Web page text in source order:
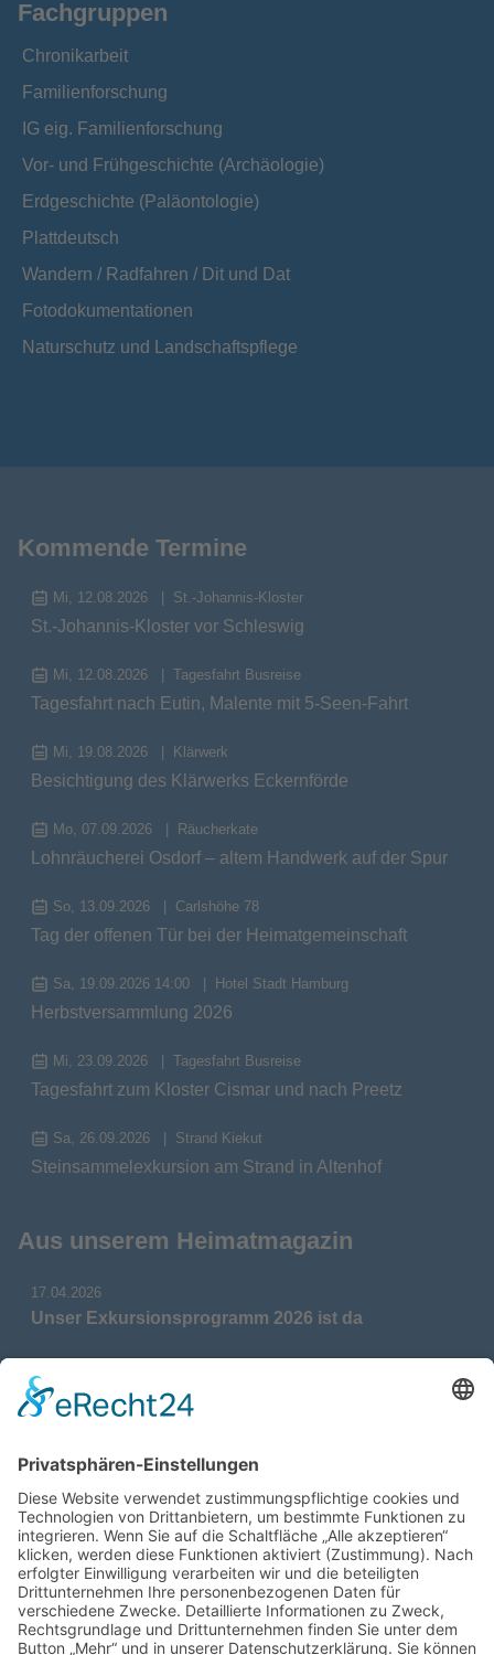
Fachgruppen
Chronikarbeit
Familienforschung
IG eig. Familienforschung
Vor- und Frühgeschichte (Archäologie)
Erdgeschichte (Paläontologie)
Plattdeutsch
Wandern / Radfahren / Dit und Dat
Fotodokumentationen
Naturschutz und Landschaftspflege
Kommende Termine
Mi, 12.08.2026 St.-Johannis-Kloster
St.-Johannis-Kloster vor Schleswig
Mi, 12.08.2026 Tagesfahrt Busreise
Tagesfahrt nach Eutin, Malente mit 5-Seen-Fahrt
Mi, 19.08.2026 Klärwerk
Besichtigung des Klärwerks Eckernförde
Mo, 07.09.2026 Räucherkate
Lohnräucherei Osdorf – altem Handwerk auf der Spur
So, 13.09.2026 Carlshöhe 78
Tag der offenen Tür bei der Heimatgemeinschaft
Sa, 19.09.2026 14:00 Hotel Stadt Hamburg
Herbstversammlung 2026
Mi, 23.09.2026 Tagesfahrt Busreise
Tagesfahrt zum Kloster Cismar und nach Preetz
Sa, 26.09.2026 Strand Kiekut
Steinsammelexkursion am Strand in Altenhof
Aus unserem Heimatmagazin
17.04.2026
Unser Exkursionsprogramm 2026 ist da
17.04.2026
Verdienstmedaille für Telse Stoy
Das war: Munition im Meer
17.04.2026
Fahrtenprogramm 2026 ist fertig
12.10.2025
Darstellung verschiedener Orte innerhalb des